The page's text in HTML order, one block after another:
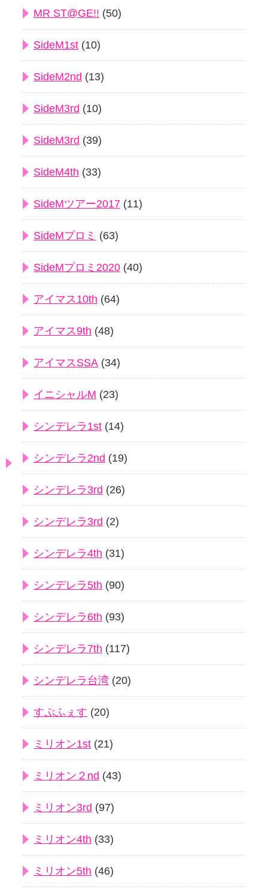
MR ST@GE!! (50)
SideM1st (10)
SideM2nd (13)
SideM3rd (10)
SideM3rd (39)
SideM4th (33)
SideMツアー2017 (11)
SideMプロミ (63)
SideMプロミ2020 (40)
アイマス10th (64)
アイマス9th (48)
アイマスSSA (34)
イニシャルM (23)
シンデレラ1st (14)
シンデレラ2nd (19)
シンデレラ3rd (26)
シンデレラ3rd (2)
シンデレラ4th (31)
シンデレラ5th (90)
シンデレラ6th (93)
シンデレラ7th (117)
シンデレラ台湾 (20)
すぷふぇす (20)
ミリオン1st (21)
ミリオン２nd (43)
ミリオン3rd (97)
ミリオン4th (33)
ミリオン5th (46)